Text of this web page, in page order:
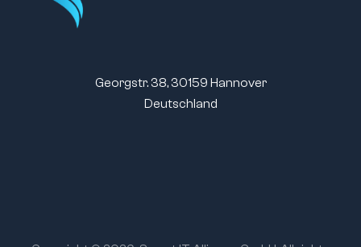
Georgstr. 38, 30159 Hannover
Deutschland